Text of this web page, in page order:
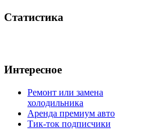
Статистика
Интересное
Ремонт или замена
холодильника
Аренда премиум авто
Тик-ток подписчики